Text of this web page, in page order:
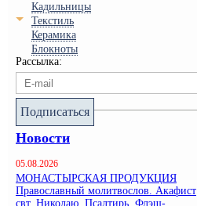
Кадильницы
Текстиль
Керамика
Блокноты
Рассылка:
Подписаться
Новости
05.08.2026
МОНАСТЫРСКАЯ ПРОДУКЦИЯ
Православный молитвослов. Акафист
свт. Николаю. Псалтирь. Флэш-